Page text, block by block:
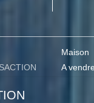
Maison
A vendre